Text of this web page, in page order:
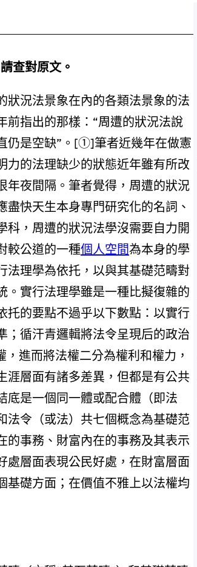
查對原文。
狀況法景象在內的各類法景象的法
前指出的那樣：“周遭的狀況法說
仍是空缺”。[①]筆者近幾年在做憲
力的法理缺少的狀態近年雖有所改
年夜間隔。筆者覺得，周遭的狀況
快天生本身專門研究化的名詞、
，周遭的狀況法學沒需要自力開
較公道的一種個人空間為本身的學
法理學為依托，以與其基礎范疇對
。實行法理學雖是一種比擬復雜的
托的要點不過乎以下數點：以實行
；循汗青邏輯將法令呈現后的政治
進而將法權二分為權利和權力，
涯層面有諸多差異，但都是有公共
底是一個同一體或配合體（即法
法令（或法）共七個概念為基礎范
的事務、財富內在的事務及其表示
處層面表現公民好處，在財富層面
基礎方面；在價值不雅上以法權均